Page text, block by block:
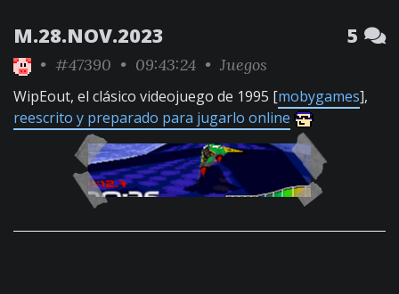
M.28.NOV.2023 5
• #47390 • 09:43:24 • Juegos
WipEout, el clásico videojuego de 1995 [mobygames],
reescrito y preparado para jugarlo online